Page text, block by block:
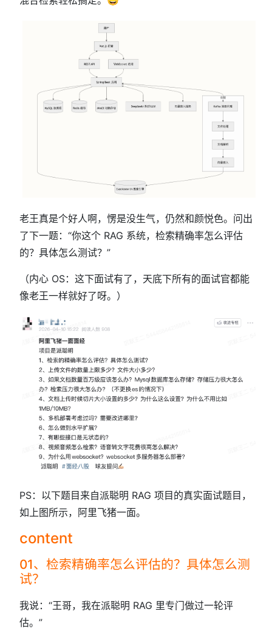
老王真是个好人啊，愣是没生气，仍然和颜悦色。问出
了下一题：“你这个 RAG 系统，检索精确率怎么评估
的？具体怎么测试？”
（内心 OS：这下面试有了，天底下所有的面试官都能
像老王一样就好了呀。）
PS：以下题目来自派聪明 RAG 项目的真实面试题目，
如上图所示，阿里飞猪一面。
content
01、检索精确率怎么评估的？具体怎么测
试？
我说：“王哥，我在派聪明 RAG 里专门做过一轮评
估。”